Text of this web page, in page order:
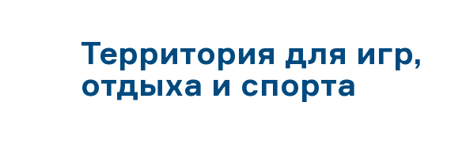
Территория для игр,
отдыха и спорта